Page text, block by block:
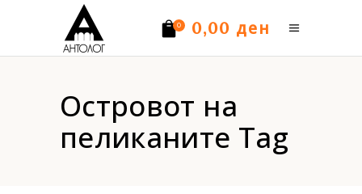
0 0,00 ден
Островот на
пеликаните Tag